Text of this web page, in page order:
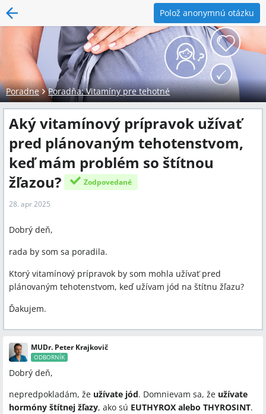
Polož anonymnú otázku
Poradne Poradňa: Vitamíny pre tehotné
Aký vitamínový prípravok užívať
pred plánovaným tehotenstvom,
keď mám problém so štítnou
žľazou?
Zodpovedané
28. apr 2025
Dobrý deň,
rada by som sa poradila.
Ktorý vitamínový prípravok by som mohla užívať pred
plánovaným tehotenstvom, keď užívam jód na štítnu žľazu?
Ďakujem.
MUDr. Peter Krajkovič
ODBORNÍK
Dobrý deň,
nepredpokladám, že užívate jód. Domnievam sa, že užívate
hormóny štítnej žľazy, ako sú EUTHYROX alebo THYROSINT.